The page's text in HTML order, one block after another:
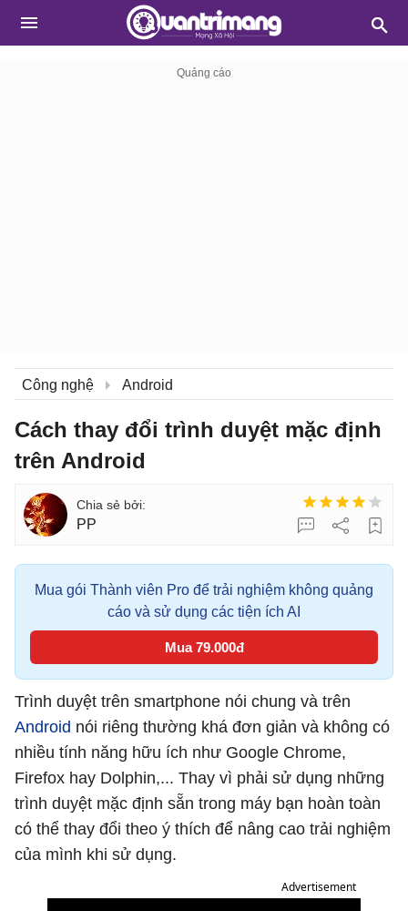
Công nghệ Android
Cách thay đổi trình duyệt mặc định
trên Android
PP
Mua gói Thành viên Pro để trải nghiệm không quảng
cáo và sử dụng các tiện ích AI
Mua 79.000đ
Trình duyệt trên smartphone nói chung và trên
Android nói riêng thường khá đơn giản và không có
nhiều tính năng hữu ích như Google Chrome,
Firefox hay Dolphin,... Thay vì phải sử dụng những
trình duyệt mặc định sẵn trong máy bạn hoàn toàn
có thể thay đổi theo ý thích để nâng cao trải nghiệm
của mình khi sử dụng.
Advertisement